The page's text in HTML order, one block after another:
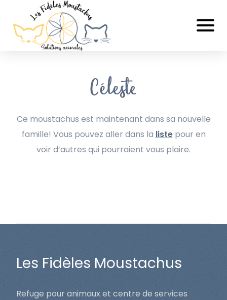
Céleste
Ce moustachus est maintenant dans sa nouvelle
famille! Vous pouvez aller dans la listepour en
voir d’autres qui pourraient vous plaire.
Les Fidèles Moustachus
Refuge pour animaux et centre de services